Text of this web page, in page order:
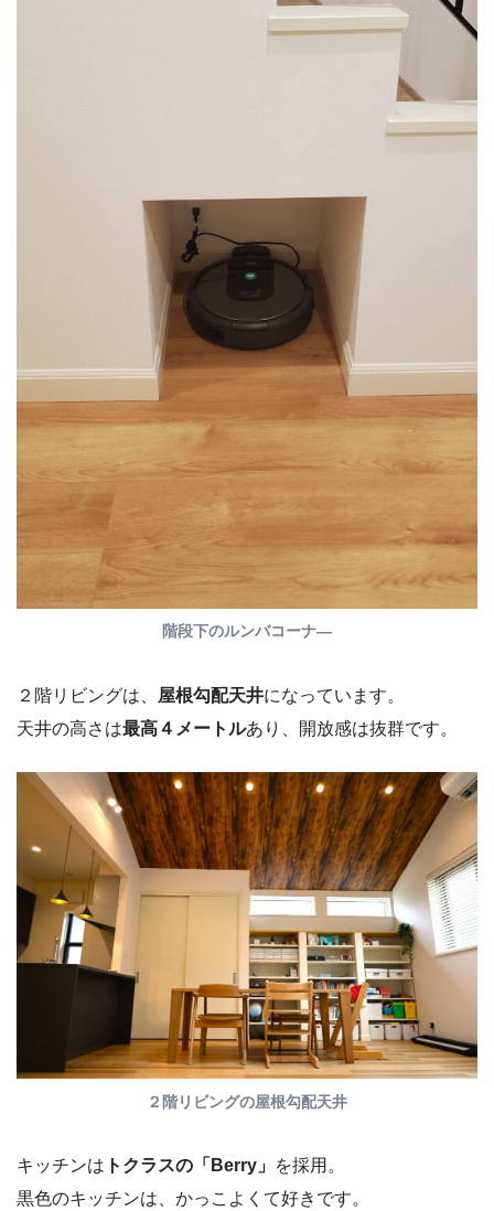
階段下のルンバコーナ―
２階リビングは、 屋根勾配天井になっています。
天井の高さは最高４メートルあり、開放感は抜群です。
２階リビングの屋根勾配天井
キッチンは トクラスの「Berry」 を採用。
黒色のキッチンは、かっこよくて好きです。